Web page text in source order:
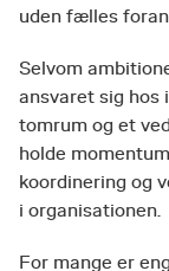
uden fælles
Selvom
ansvaret sig hos
tomrum og et
holde
koordinering og
i organisationen.
For mange er